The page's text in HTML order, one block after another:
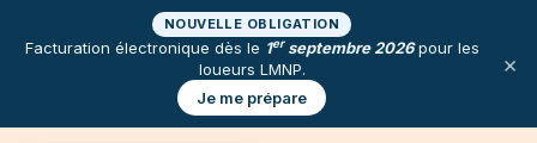
NOUVELLE OBLIGATION
Facturation électronique dès le 1erseptembre 2026pour les
loueurs LMNP.
Je me prépare
×